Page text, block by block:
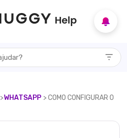
​>​​WHATSAPP ​> ​ COMO CONFIGURAR O